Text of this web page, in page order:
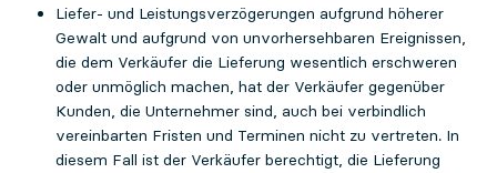
Liefer- und Leistungsverzögerungen aufgrund höherer
Gewalt und aufgrund von unvorhersehbaren Ereignissen,
die dem Verkäufer die Lieferung wesentlich erschweren
oder unmöglich machen, hat der Verkäufer gegenüber
Kunden, die Unternehmer sind, auch bei verbindlich
vereinbarten Fristen und Terminen nicht zu vertreten. In
diesem Fall ist der Verkäufer berechtigt, die Lieferung